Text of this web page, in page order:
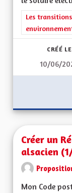
Filtrer les
Les
CRÉÉ LE
10/06/
Créer un
alsacien
Mon Code